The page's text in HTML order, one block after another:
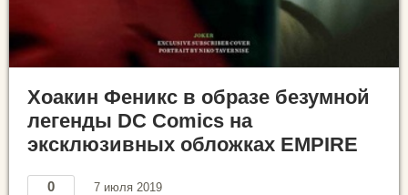
Хоакин Феникс в образе безумной
легенды DC Comics на
эксклюзивных обложках EMPIRE
0 7 июля 2019